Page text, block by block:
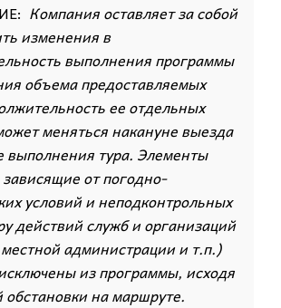
Компания оставляет за собой
изменения в
выполнения программы
объема предоставляемых
ее отдельных
меняться накануне выезда
выполнения тура. Элементы
от погодно-
условий и неподконтрольных
действий служб и организаций
администрации и т.п.)
из программы, исходя
обстановки на маршруте.